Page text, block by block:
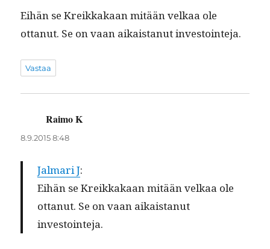
Eihän se Kreikkakaan mitään velkaa ole
ottanut. Se on vaan aikaistanut investointeja.
Vastaa
Raimo Ksanoo:
8.9.2015 8:48
Jal­mari J:
Eihän se Kreikkakaan mitään velkaa ole
ottanut. Se on vaan aikaistanut
investointeja.